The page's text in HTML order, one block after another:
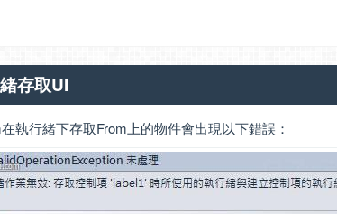
存取UI
執行緒下存取From上的物件會出現以下錯誤：